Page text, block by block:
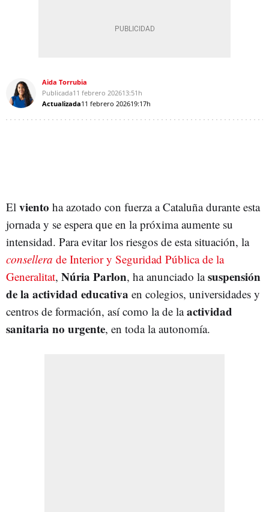
Aida Torrubia
Publicada11 febrero 202613:51h
Actualizada11 febrero 202619:17h
El viento ha azotado con fuerza a Cataluña durante esta
jornada y se espera que en la próxima aumente su
intensidad. Para evitar los riesgos de esta situación, la
consellera de Interior y Seguridad Pública de la
Generalitat, Núria Parlon, ha anunciado lasuspensión
de la actividad educativa en colegios, universidades y
centros de formación, así como la de laactividad
sanitaria no urgente, en toda la autonomía.